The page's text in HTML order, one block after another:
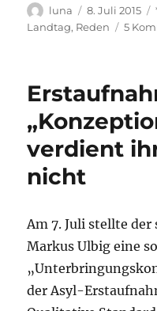
Autor
luna
Veröffentlicht
am
8. Juli 2015
Landtag, Reden 5
verdient
nicht
Am 7. Juli stellte
Markus Ulbig eine
der Asyl-